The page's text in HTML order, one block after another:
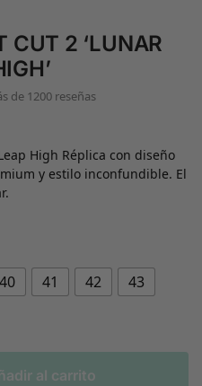
CUT 2 ‘LUNAR
de 1200 reseñas
High Réplica con diseño
y estilo inconfundible. El
40 41 42
43
al carrito